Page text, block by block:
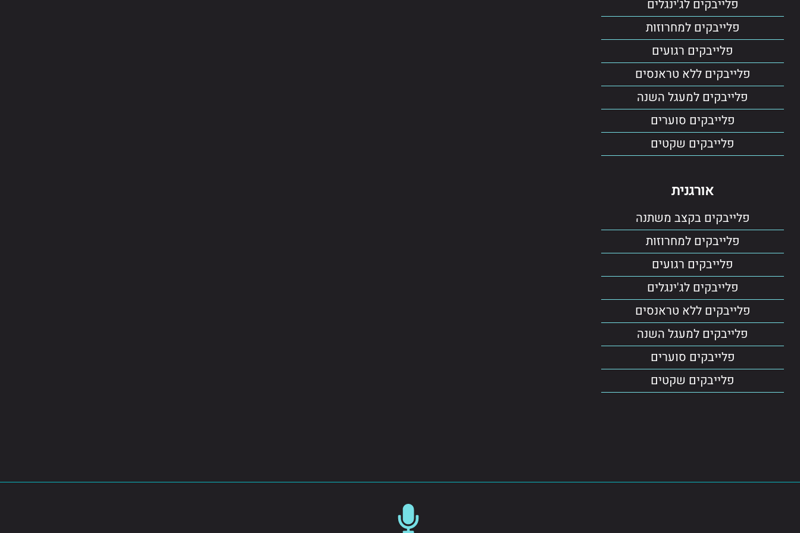
פלייבקים לג'ינגלים
פלייבקים למחרוזות
פלייבקים רגועים
פלייבקים ללא טראנסים
פלייבקים למעגל השנה
פלייבקים סוערים
פלייבקים שקטים
אורגנית
פלייבקים בקצב משתנה
פלייבקים למחרוזות
פלייבקים רגועים
פלייבקים לג'ינגלים
פלייבקים ללא טראנסים
פלייבקים למעגל השנה
פלייבקים סוערים
פלייבקים שקטים